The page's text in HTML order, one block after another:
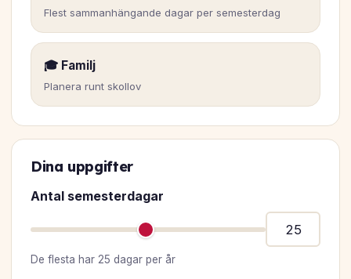
Flest sammanhängande dagar per semesterdag
🎓 Familj
Planera runt skollov
Dina uppgifter
Antal semesterdagar
De flesta har 25 dagar per år